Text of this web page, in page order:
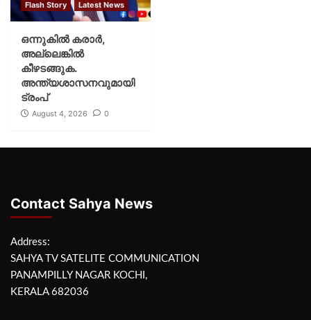
Flash Story Latest News
ഒന്നുകില്‍ കരാര്‍,
അല്ലെങ്കില്‍
കീഴടങ്ങുക.
അന്ത്യശാസനവുമായി
ട്രംപ്
August 4, 2026 0
Contact Sahya News
Address:
SAHYA TV SATELITE COMMUNICATION
PANAMPILLY NAGAR KOCHI,
KERALA 682036